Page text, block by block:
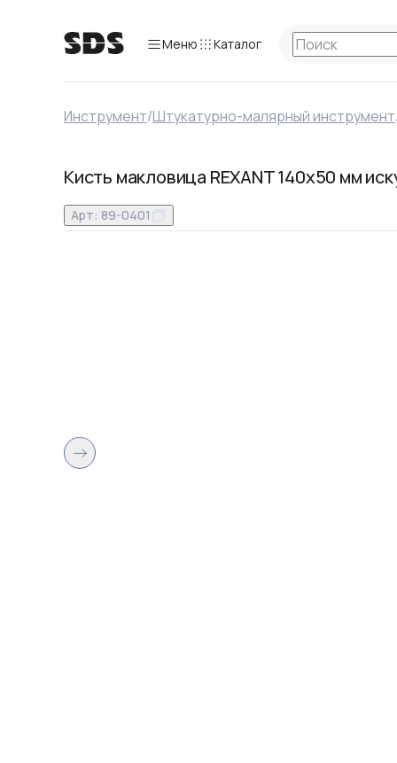
Меню Каталог
Инструмент/Штукатурно-малярный инструмент
Кисть макловица REXANT 140x50 мм
Арт: 89-0401